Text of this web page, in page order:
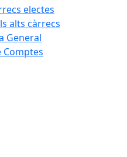
electes
alts càrrecs
General
Comptes